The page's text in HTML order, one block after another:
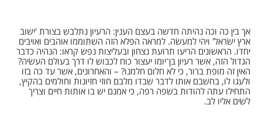
אך בין כה וכה נהיתה חדשה בעצם הענין: הרעיון נתלבש בצורת 'ישוב
ארץ ישׂראל' ויהי למעשׂה. למראה הפלא הזה השתוממו אוהבים ואויבים
יחדו. הראשונים הריעו תרועת נצחון ובעליצות נפש קראו: הנהיה כדבר
הגדול הזה, אשר רעיון בן־יומו יעצור כוח לכבוש לו דרך בעולם העשׂיה?
האין זה מופת ברור, כי לא חלום חלמנו? – והאחרונים, אשר עד כה בזו
ולעגו לו, בחשבם אותו לדבר שבדו מלבם חוזי חזיונות וחולמים בהקיץ,
התחילו עתה להודות בשׂפה רפה, כי אמנם יש בו אותות חיים וצריך
לשׂים אליו לב.